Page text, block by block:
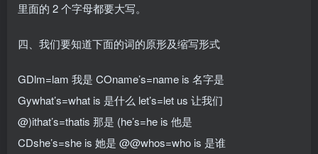
里面的 2 个字母都要大写。
四、我们要知道下面的词的原形及缩写形式
GDlm=lam 我是 COname’s=name is 名字是
Gywhat’s=what is 是什么 let’s=let us 让我们
@)ithat’s=thatis 那是 (he’s=he is 他是
CDshe’s=she is 她是 @@whos=who is 是谁